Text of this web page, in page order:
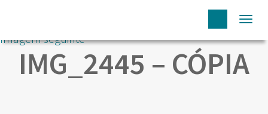
Imagem seguinte
IMG_2445 – CÓPIA